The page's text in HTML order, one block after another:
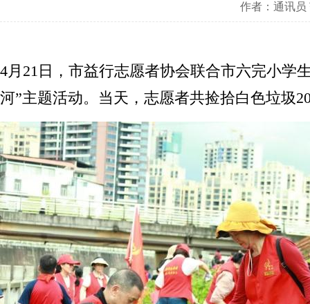
作者：通讯员
4月21日，市益行志愿者协会联合市六完小学
河”主题活动。当天，志愿者共捡拾白色垃圾